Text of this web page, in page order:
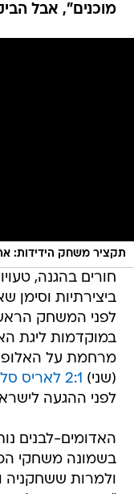
מוכנים", אבל
תקציר משחק הידידות:
חורים בהגנה,
ביצירתיות וסימן
לפני המשחק
במוקדמות ליגת
מרחמת על
(שני) 2:1 לאריס סלוניקי
לפני ההגעה
האדומים-לבנים
בשמונה משחקי
ולמרות ששחקניה